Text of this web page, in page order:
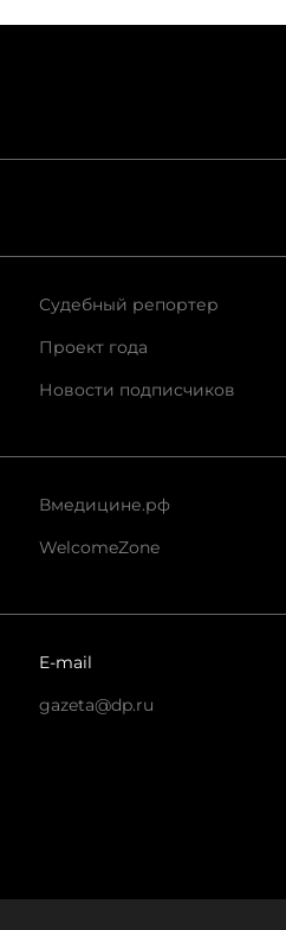
Судебный репортер
Проект года
Новости подписчиков
Вмедицине.рф
WelcomeZone
E-mail
gazeta@dp.ru